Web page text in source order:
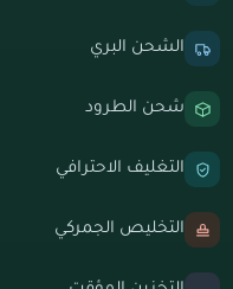
الشحن البري
شحن الطرود
التغليف الاحترافي
التخليص الجمركي